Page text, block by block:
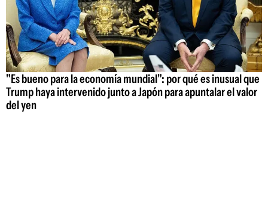
"Es bueno para la economía mundial": por qué es inusual que
Trump haya intervenido junto a Japón para apuntalar el valor
del yen